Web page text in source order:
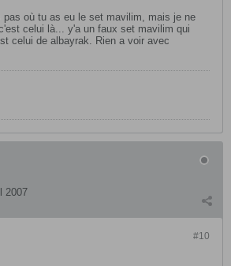
pas où tu as eu le set mavilim, mais je ne
celui là... y'a un faux set mavilim qui
celui de albayrak. Rien a voir avec
2007
#10